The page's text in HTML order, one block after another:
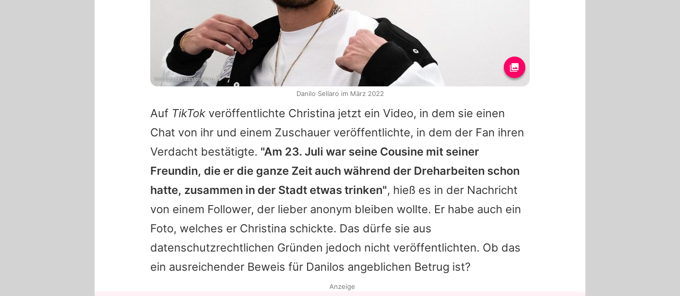
Auf TikTok veröffentlichte Christina jetzt ein Video, in dem sie einen
Chat von ihr und einem Zuschauer veröffentlichte, in dem der Fan ihren
Verdacht bestätigte. "Am 23. Juli war seine Cousine mit seiner
Freundin, die er die ganze Zeit auch während der Dreharbeiten schon
hatte, zusammen in der Stadt etwas trinken", hieß es in der Nachricht
von einem Follower, der lieber anonym bleiben wollte. Er habe auch ein
Foto, welches er Christina schickte. Das dürfe sie aus
datenschutzrechtlichen Gründen jedoch nicht veröffentlichten. Ob das
ein ausreichender Beweis für Danilos angeblichen Betrug ist?
Instagram / danilosellaro
Danilo Sellaro im März 2022
Anzeige